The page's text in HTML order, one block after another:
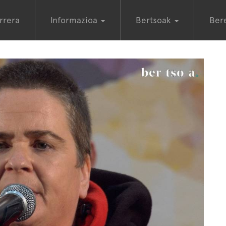
Informazioa Bertsoak